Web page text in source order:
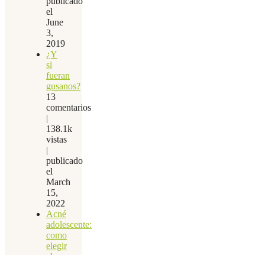
el
June
3,
2019
¿Y
si
fueran
gusanos?
13
comentarios
|
138.1k
vistas
|
publicado
el
March
15,
2022
Acné
adolescente:
como
elegir